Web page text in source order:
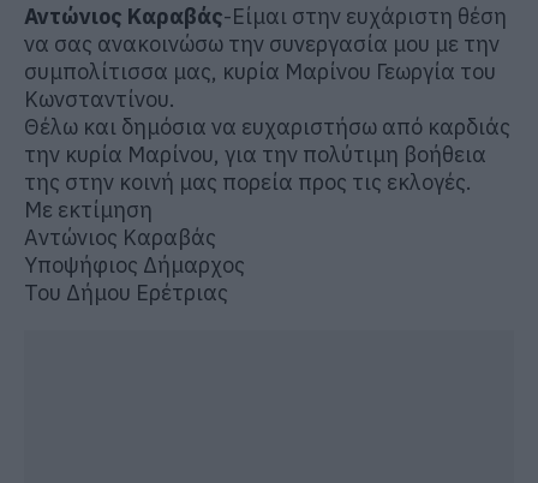
Αντώνιος Καραβάς-Είμαι στην ευχάριστη θέση
να σας ανακοινώσω την συνεργασία μου με την
συμπολίτισσα μας, κυρία Μαρίνου Γεωργία του
Κωνσταντίνου.
Θέλω και δημόσια να ευχαριστήσω από καρδιάς
την κυρία Μαρίνου, για την πολύτιμη βοήθεια
της στην κοινή μας πορεία προς τις εκλογές.
Με εκτίμηση
Αντώνιος Καραβάς
Υποψήφιος Δήμαρχος
Του Δήμου Ερέτριας